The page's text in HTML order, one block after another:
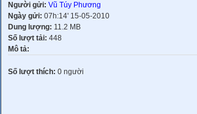
Người gửi: Vũ Túy Phương
Ngày gửi: 07h:14' 15-05-2010
Dung lượng: 11.2 MB
Số lượt tải: 448
Mô tả:
Số lượt thích: 0 người